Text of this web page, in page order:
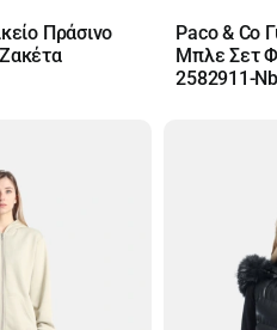
Πράσινο
Paco & Co
Μπλε Σετ
2582911-